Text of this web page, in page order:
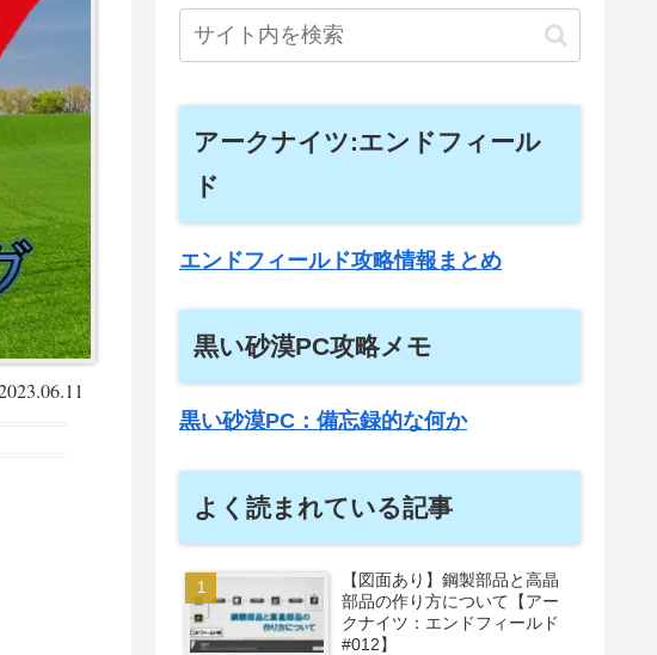
アークナイツ:エンドフィール
ド
エンドフィールド攻略情報まとめ
黒い砂漠PC攻略メモ
黒い砂漠PC：備忘録的な何か
よく読まれている記事
【図面あり】鋼製部品と高晶
部品の作り方について【アー
クナイツ：エンドフィールド
#012】